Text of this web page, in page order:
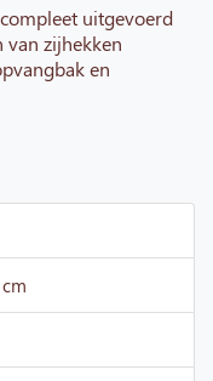
uitgevoerd
zijhekken
en